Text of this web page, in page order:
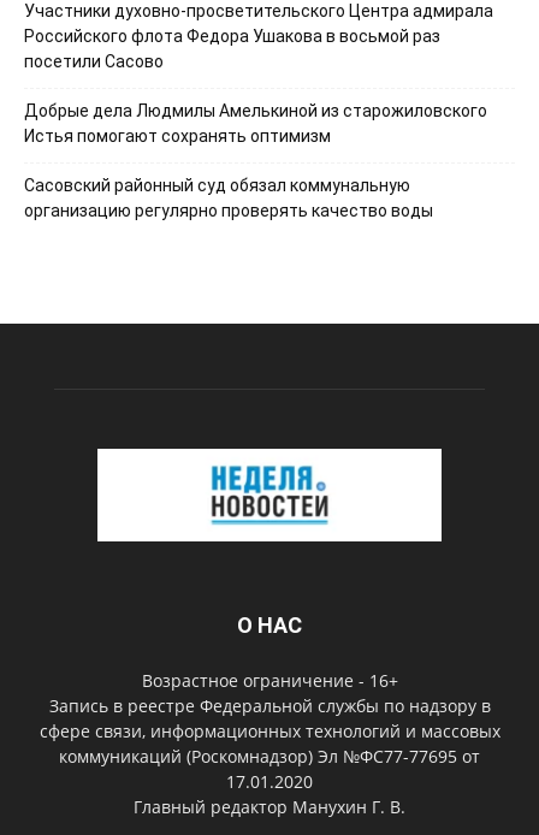
Участники духовно-просветительского Центра адмирала
Российского флота Федора Ушакова в восьмой раз
посетили Сасово
Добрые дела Людмилы Амелькиной из старожиловского
Истья помогают сохранять оптимизм
Сасовский районный суд обязал коммунальную
организацию регулярно проверять качество воды
О НАС
Возрастное ограничение - 16+
Запись в реестре Федеральной службы по надзору в
сфере связи, информационных технологий и массовых
коммуникаций (Роскомнадзор) Эл №ФС77-77695 от
17.01.2020
Главный редактор Манухин Г. В.